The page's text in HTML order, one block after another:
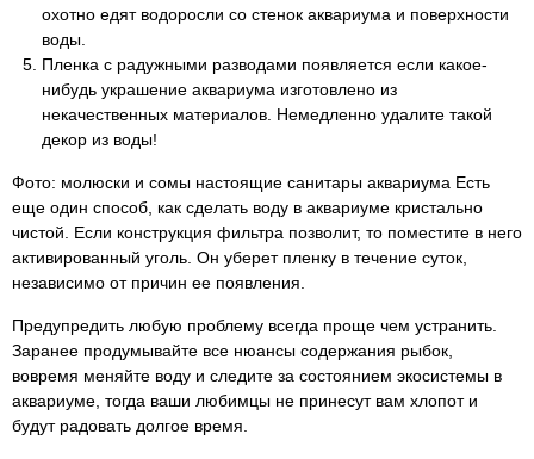
охотно едят водоросли со стенок аквариума и поверхности
воды.
Пленка с радужными разводами появляется если какое-
нибудь украшение аквариума изготовлено из
некачественных материалов. Немедленно удалите такой
декор из воды!
Фото: молюски и сомы настоящие санитары аквариума Есть
еще один способ, как сделать воду в аквариуме кристально
чистой. Если конструкция фильтра позволит, то поместите в него
активированный уголь. Он уберет пленку в течение суток,
независимо от причин ее появления.
Предупредить любую проблему всегда проще чем устранить.
Заранее продумывайте все нюансы содержания рыбок,
вовремя меняйте воду и следите за состоянием экосистемы в
аквариуме, тогда ваши любимцы не принесут вам хлопот и
будут радовать долгое время.